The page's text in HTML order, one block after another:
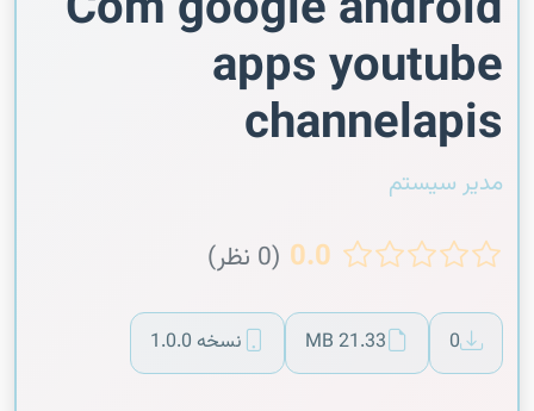
apps youtube
channelapis
مدیر سیستم
0.0 (0 نظر)
0
21.33 MB نسخه 1.0.0